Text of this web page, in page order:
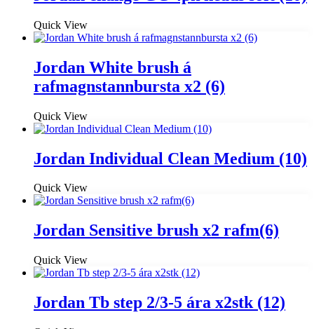
Quick View
Jordan White brush á
rafmagnstannbursta x2 (6)
Quick View
Jordan Individual Clean Medium (10)
Quick View
Jordan Sensitive brush x2 rafm(6)
Quick View
Jordan Tb step 2/3-5 ára x2stk (12)